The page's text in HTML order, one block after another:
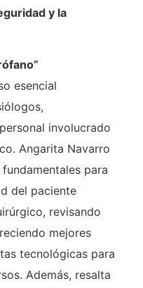
y la
esencial
involucrado
Angarita Navarro
para
del paciente
revisando
mejores
tecnológicas para
Además, resalta